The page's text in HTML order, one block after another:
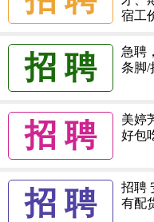
宿工
招 聘
急聘
条脚/
招 聘
美婷
好包
招 聘
招聘
有配